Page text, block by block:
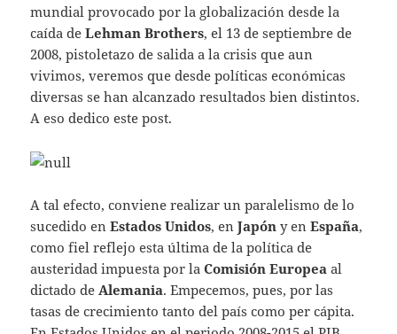
mundial provocado por la globalización desde la
caída deLehman Brothers, el 13 de septiembre de
2008, pistoletazo de salida a la crisis que aun
vivimos, veremos que desde políticas económicas
diversas se han alcanzado resultados bien distintos.
A eso dedico este post.
A tal efecto, conviene realizar un paralelismo de lo
sucedido enEstados Unidos, en Japón y enEspaña,
como fiel reflejo esta última de la política de
austeridad impuesta por laComisión Europea al
dictado de Alemania. Empecemos, pues, por las
tasas de crecimiento tanto del país como per cápita.